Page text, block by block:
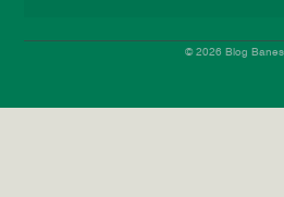
© 2026 Blog